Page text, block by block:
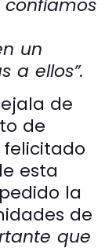
un
a ellos”.
de
de
felicitado
esta
la
de
que